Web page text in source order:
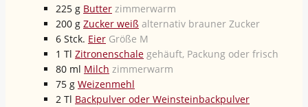
225 g Butter zimmerwarm
200 g Zucker weiß alternativ brauner Zucker
6 Stck. Eier Größe M
1 Tl Zitronenschale gehäuft, Packung oder frisch
80 ml Milch zimmerwarm
75 g Weizenmehl
2 Tl Backpulver oder Weinsteinbackpulver